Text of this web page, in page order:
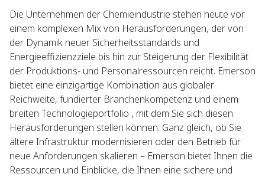
Die Unternehmen der Chemieindustrie stehen heute vor
einem komplexen Mix von Herausforderungen, der von
der Dynamik neuer Sicherheitsstandards und
Energieeffizienzziele bis hin zur Steigerung der Flexibilität
der Produktions- und Personalressourcen reicht. Emerson
bietet eine einzigartige Kombination aus globaler
Reichweite, fundierter Branchenkompetenz und einem
breiten Technologieportfolio , mit dem Sie sich diesen
Herausforderungen stellen können. Ganz gleich, ob Sie
ältere Infrastruktur modernisieren oder den Betrieb für
neue Anforderungen skalieren – Emerson bietet Ihnen die
Ressourcen und Einblicke, die Ihnen eine sichere und